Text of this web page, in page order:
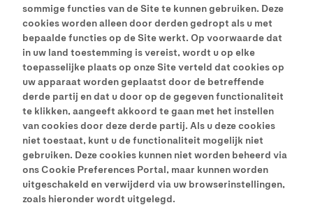
sommige functies van de Site te kunnen gebruiken. Deze
cookies worden alleen door derden gedropt als u met
bepaalde functies op de Site werkt. Op voorwaarde dat
in uw land toestemming is vereist, wordt u op elke
toepasselijke plaats op onze Site verteld dat cookies op
uw apparaat worden geplaatst door de betreffende
derde partij en dat u door op de gegeven functionaliteit
te klikken, aangeeft akkoord te gaan met het instellen
van cookies door deze derde partij. Als u deze cookies
niet toestaat, kunt u de functionaliteit mogelijk niet
gebruiken. Deze cookies kunnen niet worden beheerd via
ons Cookie Preferences Portal, maar kunnen worden
uitgeschakeld en verwijderd via uw browserinstellingen,
zoals hieronder wordt uitgelegd.